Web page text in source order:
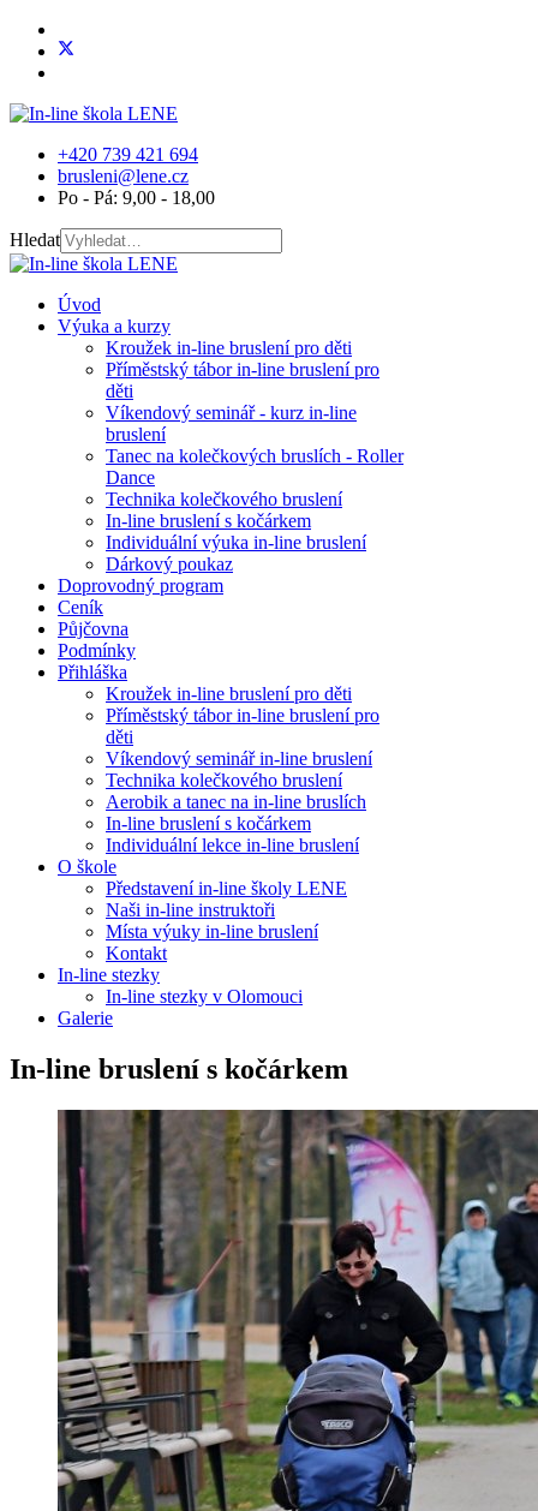
+420 739 421 694
brusleni@lene.cz
Po - Pá: 9,00 - 18,00
Hledat
Úvod
Výuka a kurzy
Kroužek in-line bruslení pro děti
Příměstský tábor in-line bruslení pro
děti
Víkendový seminář - kurz in-line
bruslení
Tanec na kolečkových bruslích - Roller
Dance
Technika kolečkového bruslení
In-line bruslení s kočárkem
Individuální výuka in-line bruslení
Dárkový poukaz
Doprovodný program
Ceník
Půjčovna
Podmínky
Přihláška
Kroužek in-line bruslení pro děti
Příměstský tábor in-line bruslení pro
děti
Víkendový seminář in-line bruslení
Technika kolečkového bruslení
Aerobik a tanec na in-line bruslích
In-line bruslení s kočárkem
Individuální lekce in-line bruslení
O škole
Představení in-line školy LENE
Naši in-line instruktoři
Místa výuky in-line bruslení
Kontakt
In-line stezky
In-line stezky v Olomouci
Galerie
In-line bruslení s kočárkem